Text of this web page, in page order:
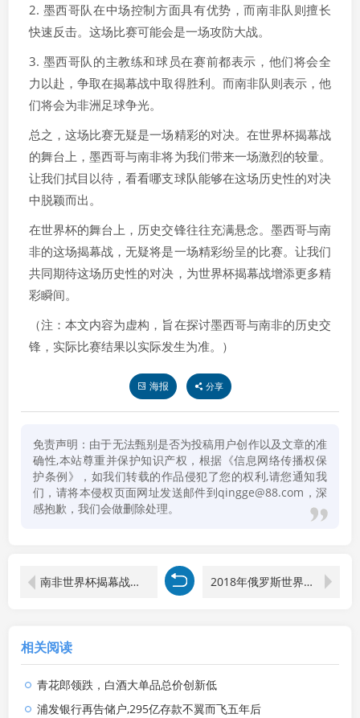
2. 墨西哥队在中场控制方面具有优势，而南非队则擅长
快速反击。这场比赛可能会是一场攻防大战。
3. 墨西哥队的主教练和球员在赛前都表示，他们将会全
力以赴，争取在揭幕战中取得胜利。而南非队则表示，他
们将会为非洲足球争光。
总之，这场比赛无疑是一场精彩的对决。在世界杯揭幕战
的舞台上，墨西哥与南非将为我们带来一场激烈的较量。
让我们拭目以待，看看哪支球队能够在这场历史性的对决
中脱颖而出。
在世界杯的舞台上，历史交锋往往充满悬念。墨西哥与南
非的这场揭幕战，无疑将是一场精彩纷呈的比赛。让我们
共同期待这场历史性的对决，为世界杯揭幕战增添更多精
彩瞬间。
（注：本文内容为虚构，旨在探讨墨西哥与南非的历史交
锋，实际比赛结果以实际发生为准。）
海报 分享
免责声明：由于无法甄别是否为投稿用户创作以及文章的准
确性,本站尊重并保护知识产权，根据《信息网络传播权保
护条例》，如我们转载的作品侵犯了您的权利,请您通知我
们，请将本侵权页面网址发送邮件到qingge@88.com，深
感抱歉，我们会做删除处理。
南非世界杯揭幕战结果 2018年俄罗斯世界杯揭幕战
相关阅读
青花郎领跌，白酒大单品总价创新低
浦发银行再告储户,295亿存款不翼而飞五年后